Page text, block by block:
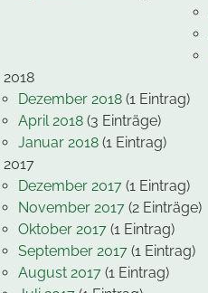
2018
Dezember 2018 (1 Eintrag)
April 2018 (3 Einträge)
Januar 2018 (1 Eintrag)
2017
Dezember 2017 (1 Eintrag)
November 2017 (2 Einträge)
Oktober 2017 (1 Eintrag)
September 2017 (1 Eintrag)
August 2017 (1 Eintrag)